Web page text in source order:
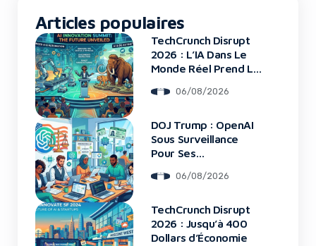
Articles populaires
TechCrunch Disrupt
2026 : L’IA Dans Le
Monde Réel Prend La
06/08/2026
DOJ Trump : OpenAI
Sous Surveillance
Pour Ses
06/08/2026
TechCrunch Disrupt
2026 : Jusqu’à 400
Dollars d’Économie